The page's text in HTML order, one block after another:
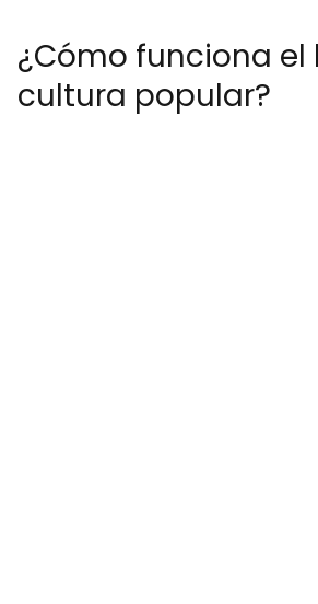
¿Cómo funciona el
cultura popular?